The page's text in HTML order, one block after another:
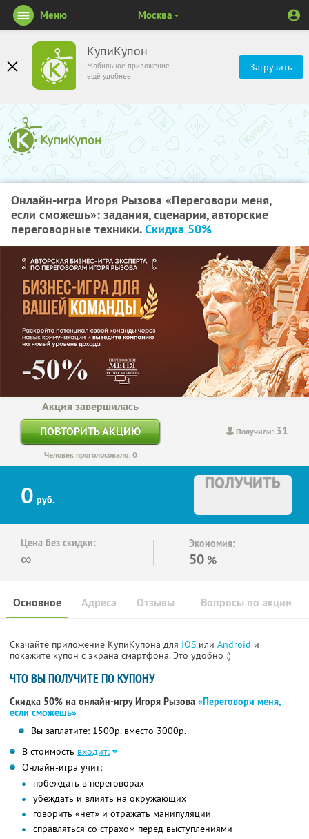
КупиКупон
Мобильное приложение
ещё удобнее
Загрузить
Меню Москва
Онлайн-игра Игоря Рызова «Переговори меня,
если сможешь»: задания, сценарии, авторские
переговорные техники.Скидка 50%
Получили: 31
Акция завершилась
ПОВТОРИТЬ АКЦИЮ
Человек проголосовало: 0
0 руб.
ПОЛУЧИТЬ
Цена без скидки:
∞
Экономия:
50 %
Основное Отзывы Вопросы по акции
Адреса
Скачайте приложение КупиКупона для IOS или Android и
покажите купон с экрана смартфона. Это удобно :)
ЧТО ВЫ ПОЛУЧИТЕ ПО КУПОНУ
Скидка 50% на онлайн-игру Игоря Рызова «Переговори меня,
если сможешь»
Вы заплатите: 1500р. вместо 3000р.
В стоимость входит:
Онлайн-игра учит:
побеждать в переговорах
убеждать и влиять на окружающих
говорить «нет» и отражать манипуляции
справляться со страхом перед выступлениями